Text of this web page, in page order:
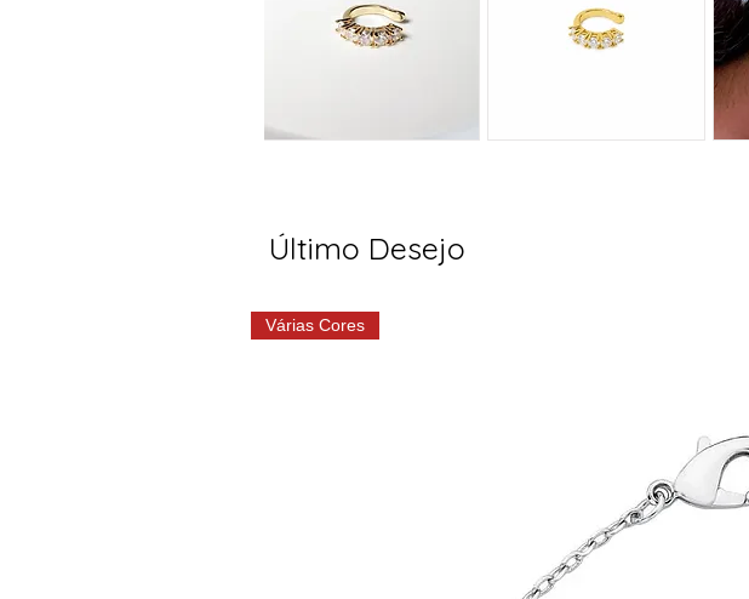
Último Desejo
Várias Cores